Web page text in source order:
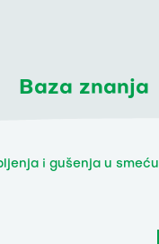
Baza znanja
i gušenja u smeću